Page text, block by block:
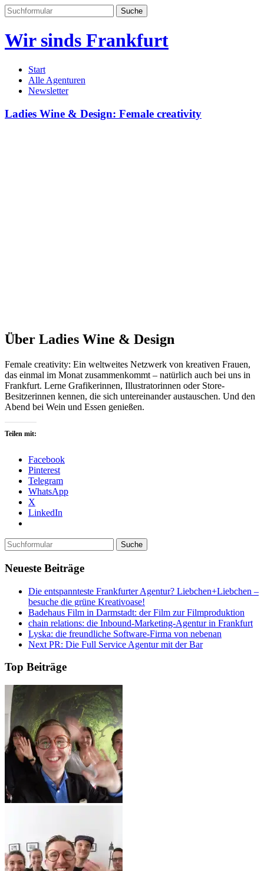
Suchen
nach:
Wir sinds Frankfurt
Start
Alle Agenturen
Newsletter
Ladies Wine & Design: Female creativity
Über Ladies Wine & Design
Female creativity: Ein weltweites Netzwerk von kreativen Frauen,
das einmal im Monat zusammenkommt – natürlich auch bei uns in
Frankfurt. Lerne Grafikerinnen, Illustratorinnen oder Store-
Besitzerinnen kennen, die sich untereinander austauschen. Und den
Abend bei Wein und Essen genießen.
Teilen mit:
Facebook
Pinterest
Telegram
WhatsApp
X
LinkedIn
Suchen
nach:
Neueste Beiträge
Die entspannteste Frankfurter Agentur? Liebchen+Liebchen –
besuche die grüne Kreativoase!
Badehaus Film in Darmstadt: der Film zur Filmproduktion
chain relations: die Inbound-Marketing-Agentur in Frankfurt
Lyska: die freundliche Software-Firma von nebenan
Next PR: Die Full Service Agentur mit der Bar
Top Beiträge